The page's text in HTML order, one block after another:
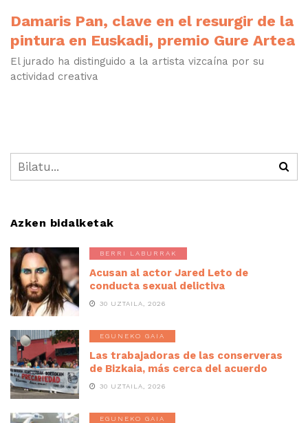
Damaris Pan, clave en el resurgir de la
pintura en Euskadi, premio Gure Artea
El jurado ha distinguido a la artista vizcaína por su
actividad creativa
Azken bidalketak
BERRI LABURRAK
Acusan al actor Jared Leto de
conducta sexual delictiva
30 UZTAILA, 2026
EGUNEKO GAIA
Las trabajadoras de las conserveras
de Bizkaia, más cerca del acuerdo
30 UZTAILA, 2026
EGUNEKO GAIA